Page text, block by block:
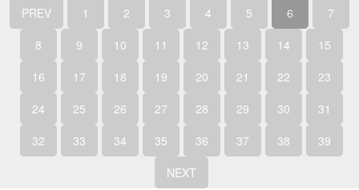
PREV 1 2 3 4 5 6
7
8
9 10 11 12 13 14
15
16
17 18 19 20 21 22
23
24
25 26 27 28 29 30
31
32
33 34 35 36 37 38
39
NEXT